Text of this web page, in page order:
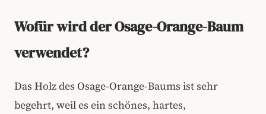
Wofür wird der Osage-Orange-Baum
verwendet?
Das Holz des Osage-Orange-Baums ist sehr
begehrt, weil es ein schönes, hartes,